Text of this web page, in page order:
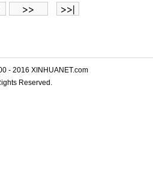
>> >>|
- 2016 XINHUANET.com
Reserved.